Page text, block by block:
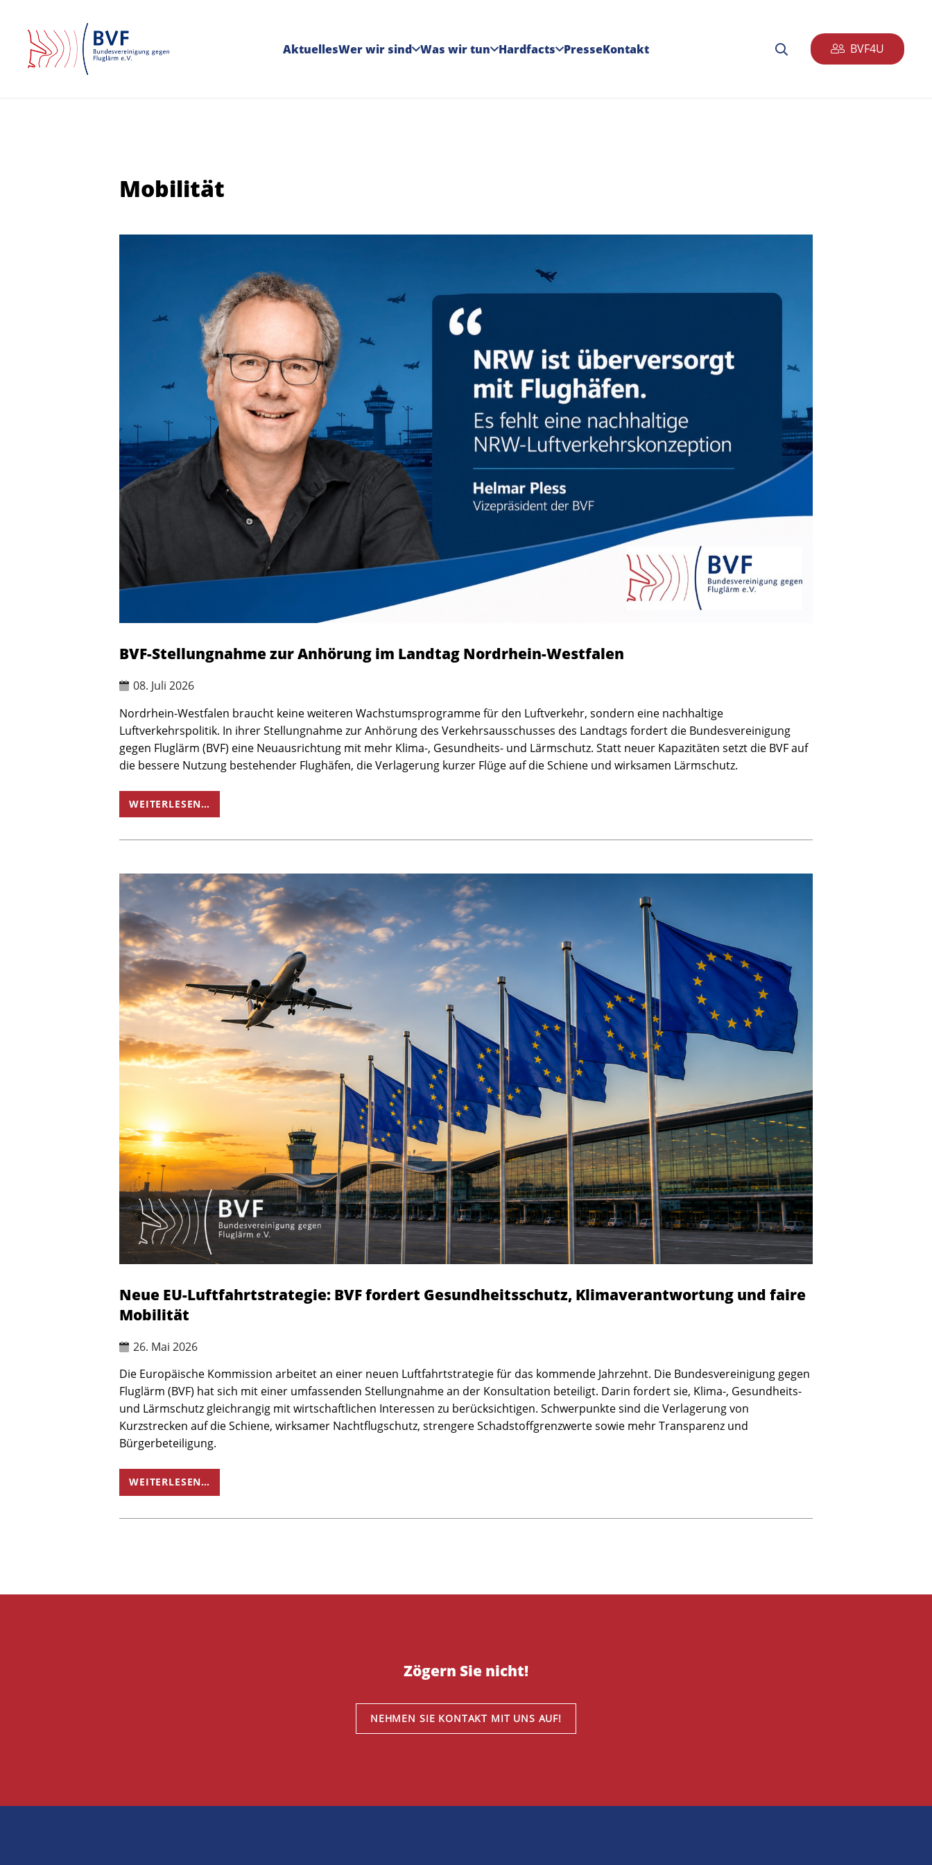
AktuellesWer wir sind Was wir tun Hardfacts PresseKontakt BVF4U
Mobilität
BVF-Stellungnahme zur Anhörung im Landtag Nordrhein-Westfalen
08. Juli 2026
Nordrhein-Westfalen braucht keine weiteren Wachstumsprogramme für den Luftverkehr, sondern eine nachhaltige
Luftverkehrspolitik. In ihrer Stellungnahme zur Anhörung des Verkehrsausschusses des Landtags fordert die Bundesvereinigung
gegen Fluglärm (BVF) eine Neuausrichtung mit mehr Klima-, Gesundheits- und Lärmschutz. Statt neuer Kapazitäten setzt die BVF auf
die bessere Nutzung bestehender Flughäfen, die Verlagerung kurzer Flüge auf die Schiene und wirksamen Lärmschutz.
WEITERLESEN…
Neue EU-Luftfahrtstrategie: BVF fordert Gesundheitsschutz, Klimaverantwortung und faire
Mobilität
26. Mai 2026
Die Europäische Kommission arbeitet an einer neuen Luftfahrtstrategie für das kommende Jahrzehnt. Die Bundesvereinigung gegen
Fluglärm (BVF) hat sich mit einer umfassenden Stellungnahme an der Konsultation beteiligt. Darin fordert sie, Klima-, Gesundheits-
und Lärmschutz gleichrangig mit wirtschaftlichen Interessen zu berücksichtigen. Schwerpunkte sind die Verlagerung von
Kurzstrecken auf die Schiene, wirksamer Nachtflugschutz, strengere Schadstoffgrenzwerte sowie mehr Transparenz und
Bürgerbeteiligung.
WEITERLESEN…
Zögern Sie nicht!
NEHMEN SIE KONTAKT MIT UNS AUF!